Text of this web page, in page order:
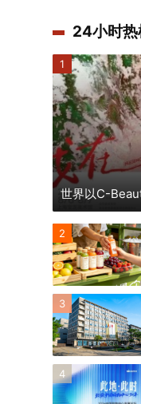
24小时热
1
世界以C-
2
3
4